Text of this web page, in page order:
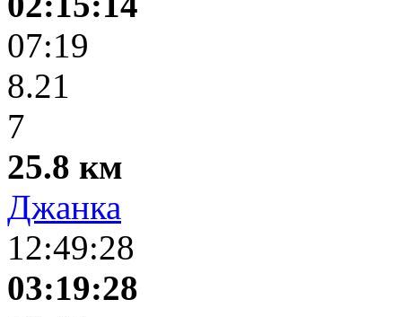
07:19
8.21
7
25.8 км
Джанка
12:49:28
03:19:28